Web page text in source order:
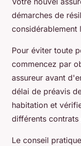
démarches de
considérablement
Pour éviter toute
commencez par
assureur avant
délai de préavis
habitation et
différents contrats
Le conseil